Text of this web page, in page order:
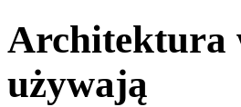
Architektura
używają